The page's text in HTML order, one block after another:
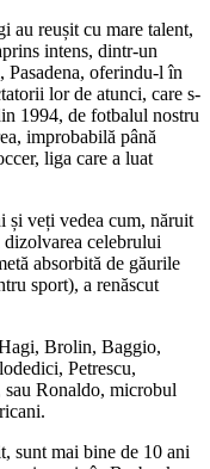
au reușit cu mare talent,
intens, dintr-un
oferindu-l în
lor de atunci, care s-
1994, de fotbalul nostru
improbabilă până
liga care a luat
și veți vedea cum, năruit
celebrului
absorbită de găurile
sport), a renăscut
Brolin, Baggio,
Petrescu,
Ronaldo, microbul
sunt mai bine de 10 ani